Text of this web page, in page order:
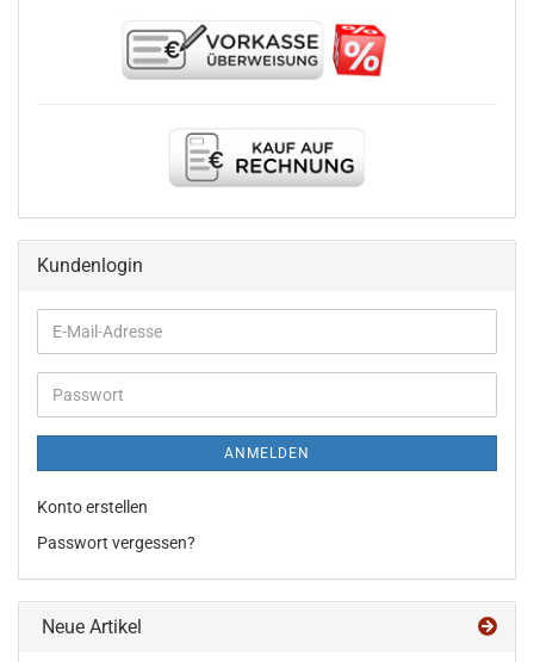
Kundenlogin
E-
Mail-
Adresse
Passwort
ANMELDEN
Konto erstellen
Passwort vergessen?
Neue Artikel